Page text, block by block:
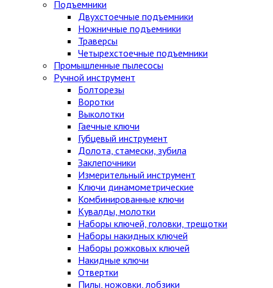
Подъемники
Двухстоечные подъемники
Ножничные подъемники
Траверсы
Четырехстоечные подъемники
Промышленные пылесосы
Ручной инструмент
Болторезы
Воротки
Выколотки
Гаечные ключи
Губцевый инструмент
Долота, стамески, зубила
Заклепочники
Измерительный инструмент
Ключи динамометрические
Комбинированные ключи
Кувалды, молотки
Наборы ключей, головки, трещотки
Наборы накидных ключей
Наборы рожковых ключей
Накидные ключи
Отвертки
Пилы, ножовки, лобзики